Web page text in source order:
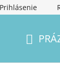
osobných
Prihlásenie